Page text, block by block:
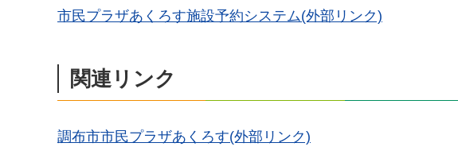
市民プラザあくろす施設予約システム(外部リンク)
関連リンク
調布市市民プラザあくろす(外部リンク)